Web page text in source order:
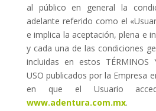
al público en general la
adelante referido como el
e implica la aceptación, plena e
y cada una de las condiciones
incluidas en estos TÉRMINOS
USO publicados por la Empresa
en que el Usuario
www.adentura.com.mx.